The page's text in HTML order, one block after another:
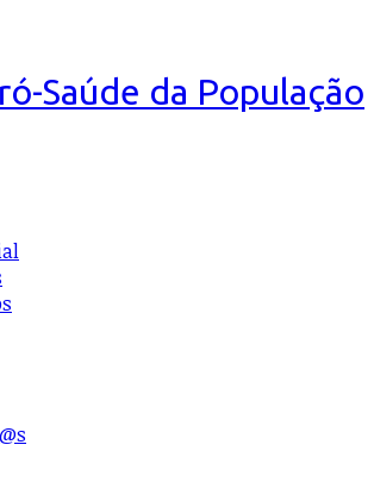
Saúde da População